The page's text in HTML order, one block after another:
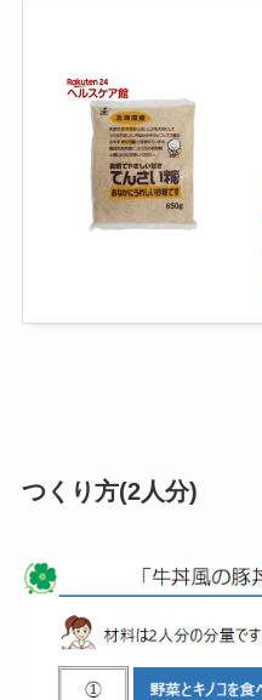
つくり方(2人分)